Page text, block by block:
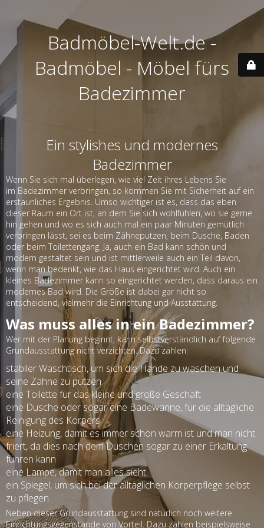
Badmöbel-Welt.de -
Badmöbel - Möbel fürs
Badezimmer
Ein stylishes und modernes
Badezimmer
Wenn Sie sich mal überlegen, wie viel Zeit ihres Lebens Sie
im Badezimmer verbringen, so kommen Sie mit Sicherheit auf ein
erstaunliches Ergebnis. Umso wichtiger ist es, dass das eben
dieser Raum ein Ort ist, an dem Sie sich wohlfühlen, wo sie gerne
hin gehen und wo es sich auch mal ein paar Minuten gemütlich
verbringen lässt, sei es beim Zähneputzen, beim Dusche, Baden
oder beim Toilettengang. Ja, auch ein Bad kann schön und
modern gestaltet sein und ist mittlerweile auch ein Teil davon,
wenn man bedenkt, wie das Haus eingerichtet wird. Auch ein
kleines Badezimmer kann so eingerichtet werden, dass daraus ein
modernes Bad wird. Die Größe ist dabei gar nicht so
entscheidend, vielmehr die Einrichtung und Ausstattung.
Was muss alles in ein Badezimmer?
Wer mit der Planung beginnt, kann selbstverständlich auf folgende
Grundausstattung nicht verzichten. Dazu zählen:
stabiler Waschtisch, um sich die Hände zu waschen und
seine Zähne zu putzen
eine Toilette für das kleine und große Geschäft
eine Dusche oder sogar eine Badewanne, für die alltägliche
Reinigung des Körpers
eine Heizung, damit es immer schön warm ist und man nicht
friert, da dies nach dem Duschen sogar zu einer Erkältung
führen kann
eine Lampe, damit man alles sieht
ein Spiegel, um sich bei der alltäglichen Körperpflege selbst
zu pflegen
Neben dieser Grundausstattung sind natürlich noch weitere
Einrichtungsgegenstände von Vorteil. Dazu zählen beispielsweise